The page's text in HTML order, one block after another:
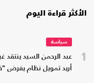
الأكثر قراءة اليوم
1
سياسة
عبد الرحمن السيد ينتقد
أريد تمويل نظام